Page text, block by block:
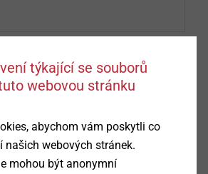
týkající se souborů
webovou stránku
abychom vám poskytli co
našich webových stránek.
mohou být anonymní